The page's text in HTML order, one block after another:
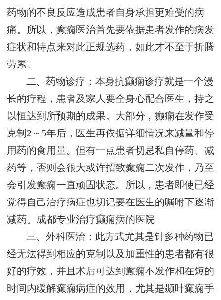
药物的不良反应造成患者自身承担更难受的病
痛。所以，癫痫医治首先要依据患者发作的病发
症状和特点来对此正规选药，如此才不至于折腾
劳累。
二、药物诊疗：本身抗癫痫诊疗就是一个漫
长的疗程，患者及家人要全身心配合医生，持之
以恒达到所预期的成果。大部分，癫痫在发作受
克制2～5年后，医生再依据详细情况来减量和停
用药的食用量。但有一点患者切忌私自停药、减
药等，否则会很大或许招致癫痫二次发作，乃至
会引发癫痫一直顽固状态。所以，患者即使已经
觉得自己治疗病症也切记要在医生的嘱咐下逐渐
减药。 成都专业治疗癫痫病的医院
三、外科医治：此方式尤其是针多种药物已
经无法得到相应的克制以及加重性的患者都有很
好的疗效，并且术后可达到癫痫不发作和在短的
时间内缓解癫痫病症的效用，尤其是颞叶癫痫手